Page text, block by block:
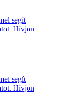
segít
Hívjon
segít
Hívjon